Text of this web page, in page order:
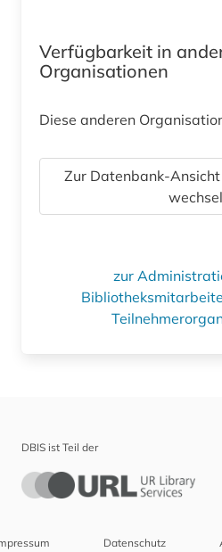
Verfügbarkeit in
Organisationen
Diese anderen
Zur Datenbank-
zur
DBIS ist Teil der
Datenschutz